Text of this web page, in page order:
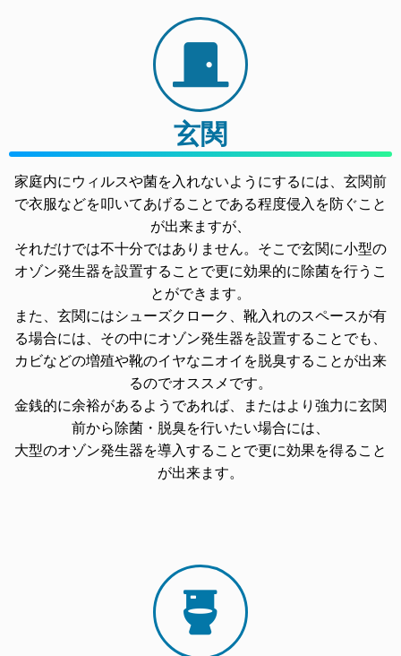
玄関
家庭内にウィルスや菌を入れないようにするには、玄関前
で衣服などを叩いてあげることである程度侵入を防ぐこと
が出来ますが、
それだけでは不十分ではありません。そこで玄関に小型の
オゾン発生器を設置することで更に効果的に除菌を行うこ
とができます。
また、玄関にはシューズクローク、靴入れのスペースが有
る場合には、その中にオゾン発生器を設置することでも、
カビなどの増殖や靴のイヤなニオイを脱臭することが出来
るのでオススメです。
金銭的に余裕があるようであれば、またはより強力に玄関
前から除菌・脱臭を行いたい場合には、
大型のオゾン発生器を導入することで更に効果を得ること
が出来ます。